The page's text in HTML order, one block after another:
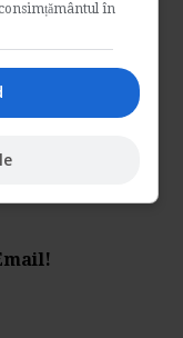
copilului
în